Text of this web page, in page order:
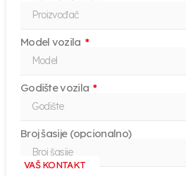
Model vozila
Godište vozila
Broj šasije (opcionalno)
VAŠ KONTAKT